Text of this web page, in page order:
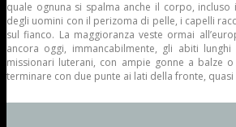
quale ognuna si spalma anche il corpo,
degli uomini con il perizoma di pelle, i capelli
sul fianco. La maggioranza veste ormai
ancora oggi, immancabilmente, gli abiti
missionari luterani, con ampie gonne a balze
terminare con due punte ai lati della fronte, quasi